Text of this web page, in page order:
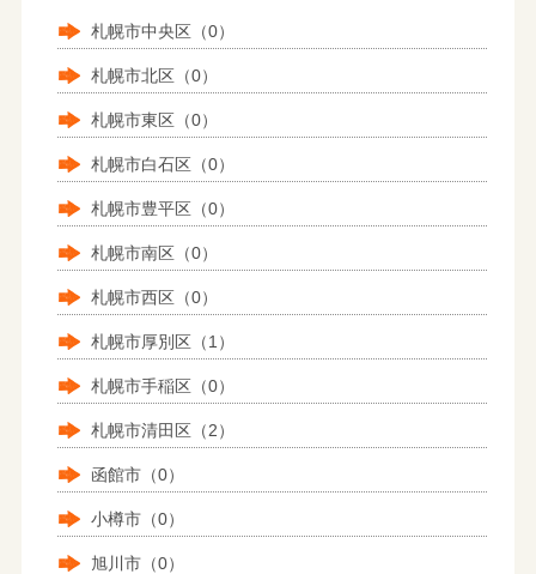
札幌市中央区（0）
札幌市北区（0）
札幌市東区（0）
札幌市白石区（0）
札幌市豊平区（0）
札幌市南区（0）
札幌市西区（0）
札幌市厚別区（1）
札幌市手稲区（0）
札幌市清田区（2）
函館市（0）
小樽市（0）
旭川市（0）